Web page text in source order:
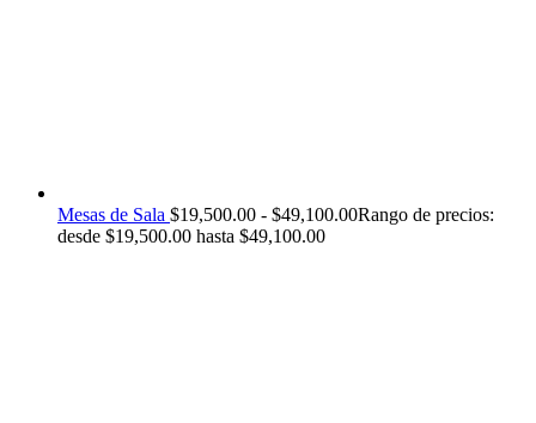
Mesas de Sala $19,500.00 - $49,100.00Rango de precios:
desde $19,500.00 hasta $49,100.00